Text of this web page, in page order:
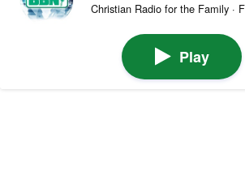
Christian Radio for the Family ·
Play